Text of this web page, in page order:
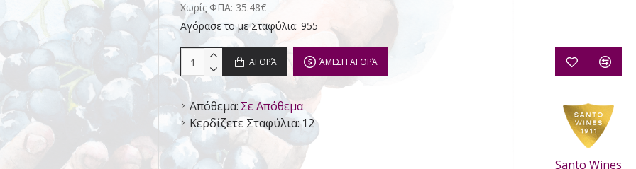
Απόθεμα: Σε Απόθεμα
Κερδίζετε Σταφύλια: 12
Santo Wines
Χωρίς ΦΠΑ: 35.48€
Αγόρασε το με Σταφύλια: 955
ΑΓΟΡΆ ΆΜΕΣΗ ΑΓΟΡΆ